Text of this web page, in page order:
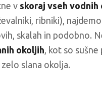
v skoraj vseh vodnih
ribniki),
skalah in podobno.
okoljih, kot so sušne
slana okolja.